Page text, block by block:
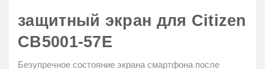
защитный экран для Citizen
CB5001-57E
Безупречное состояние экрана смартфона после